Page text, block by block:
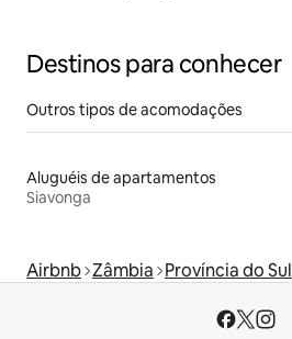
Destinos para conhecer
Outros tipos de acomodações
Aluguéis de apartamentos
Siavonga
Airbnb Zâmbia Província do Sul